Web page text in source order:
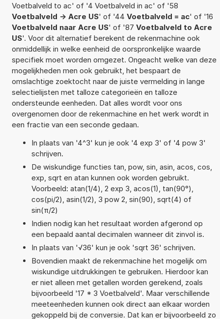
Voetbalveld to ac' of '4 Voetbalveld in ac' of '58
Voetbalveld -> Acre US' of '44 Voetbalveld = ac' of '16
Voetbalveld naar Acre US' of '87 Voetbalveld to Acre
US'. Voor dit alternatief berekent de rekenmachine ook
onmiddellijk in welke eenheid de oorspronkelijke waarde
specifiek moet worden omgezet. Ongeacht welke van deze
mogelijkheden men ook gebruikt, het bespaart de
omslachtige zoektocht naar de juiste vermelding in lange
selectielijsten met talloze categorieën en talloze
ondersteunde eenheden. Dat alles wordt voor ons
overgenomen door de rekenmachine en het werk wordt in
een fractie van een seconde gedaan.
In plaats van '4^3' kun je ook '4 exp 3' of '4 pow 3'
schrijven.
De wiskundige functies tan, pow, sin, asin, acos, cos,
exp, sqrt en atan kunnen ook worden gebruikt.
Voorbeeld: atan(1/4), 2 exp 3, acos(1), tan(90°),
cos(pi/2), asin(1/2), 3 pow 2, sin(90), sqrt(4) of
sin(π/2)
Indien nodig kan het resultaat worden afgerond op
een bepaald aantal decimalen wanneer dit zinvol is.
In plaats van '√36' kun je ook 'sqrt 36' schrijven.
Bovendien maakt de rekenmachine het mogelijk om
wiskundige uitdrukkingen te gebruiken. Hierdoor kan
er niet alleen met getallen worden gerekend, zoals
bijvoorbeeld '17 * 3 Voetbalveld'. Maar verschillende
meeteenheden kunnen ook direct aan elkaar worden
gekoppeld bij de conversie. Dat kan er bijvoorbeeld zo